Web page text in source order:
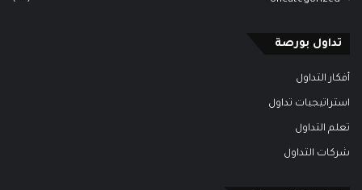
تداول بورصة
أفكار التداول
استراتيجيات تداول
تعلم التداول
شركات التداول